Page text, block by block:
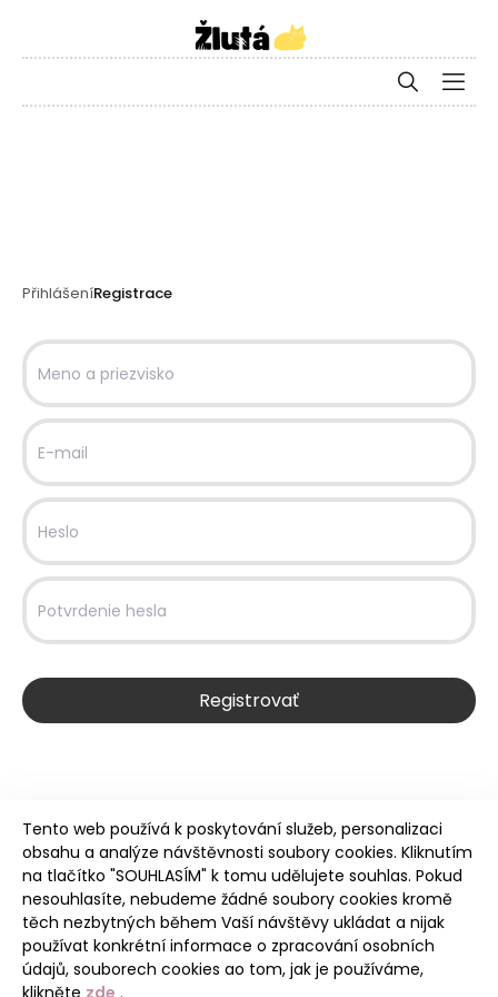
PřihlášeníRegistrace
Meno a priezvisko
E-mail
Heslo
Potvrdenie hesla
Registrovať
Intro
Tento web používá k poskytování služeb, personalizaci
obsahu a analýze návštěvnosti soubory cookies. Kliknutím
na tlačítko "SOUHLASÍM" k tomu udělujete souhlas. Pokud
nesouhlasíte, nebudeme žádné soubory cookies kromě
těch nezbytných během Vaší návštěvy ukládat a nijak
používat konkrétní informace o zpracování osobních
údajů, souborech cookies ao tom, jak je používáme,
klikněte zde .